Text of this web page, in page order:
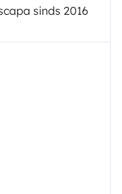
sinds 2016